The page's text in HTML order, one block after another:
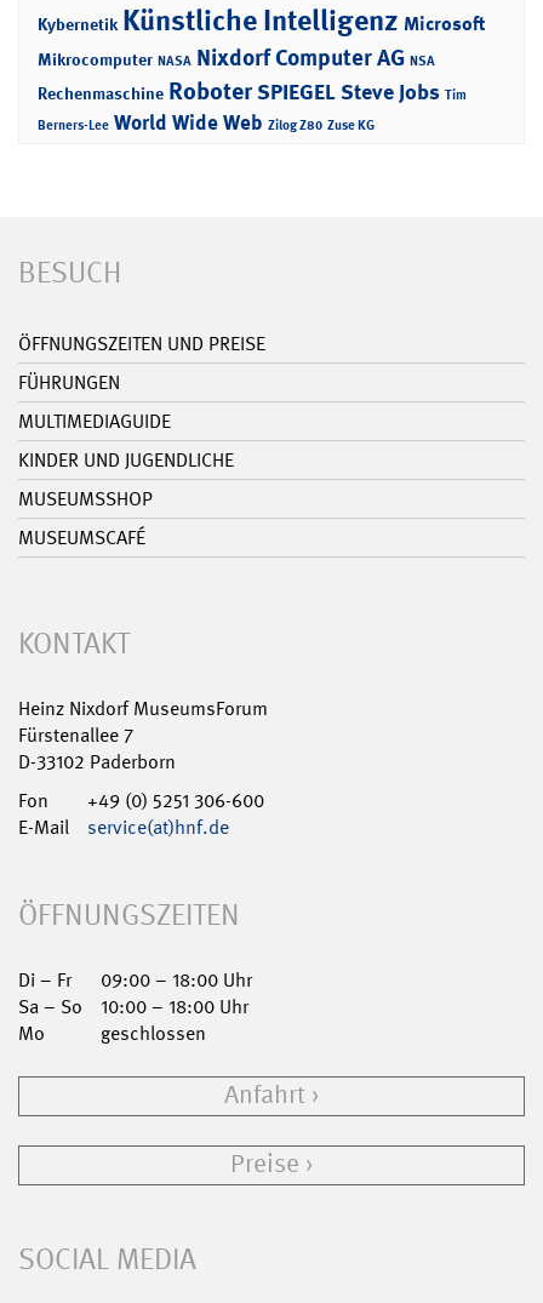
Kybernetik Künstliche Intelligenz Microsoft
Mikrocomputer NASA Nixdorf Computer AG NSA
Rechenmaschine RoboterSPIEGELSteve Jobs Tim
Berners-Lee World Wide Web Zilog Z80 Zuse KG
BESUCH
ÖFFNUNGSZEITEN UND PREISE
FÜHRUNGEN
MULTIMEDIAGUIDE
KINDER UND JUGENDLICHE
MUSEUMSSHOP
MUSEUMSCAFÉ
KONTAKT
Heinz Nixdorf MuseumsForum
Fürstenallee 7
D-33102 Paderborn
Fon
+49 (0) 5251 306-600
E-Mail
service(at)hnf.de
ÖFFNUNGSZEITEN
Di – Fr
09:00 – 18:00 Uhr
Sa – So
10:00 – 18:00 Uhr
Mo
geschlossen
Anfahrt
Preise
SOCIAL MEDIA